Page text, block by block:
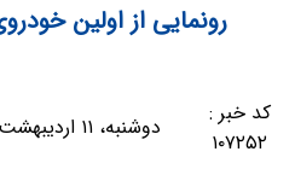
رونمایی از اولین
کد خبر :
۱۰۷۲۵۲
دوشنبه، ۱۱ اردیبهشت ۱۴۰۲ - ۱۹:۱۱:۱۹